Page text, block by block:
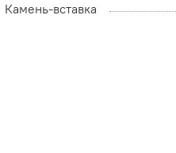
Камень-вставка